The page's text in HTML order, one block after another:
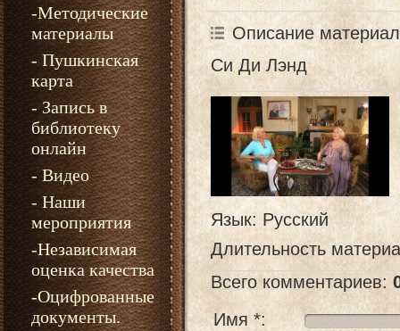
-Методические
материалы
- Пушкинская
карта
- Запись в
библиотеку
онлайн
- Видео
- Наши
мероприятия
-Независимая
оценка качества
-Оцифрованные
документы.
Описание
Си Ди Лэнд
Язык: Русский
Длительность
Всего комментариев:
Имя *: